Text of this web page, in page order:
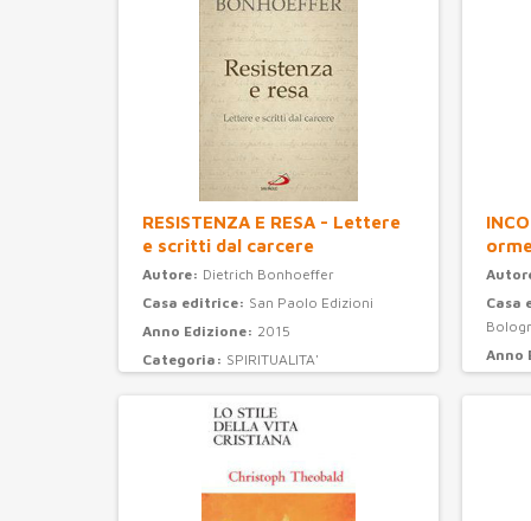
RESISTENZA E RESA - Lettere
e scritti dal carcere
Autore: Dietrich Bonhoeffer
Casa editrice: San Paolo Edizioni
Anno Edizione: 2015
Categoria: SPIRITUALITA'
Casa
Anno